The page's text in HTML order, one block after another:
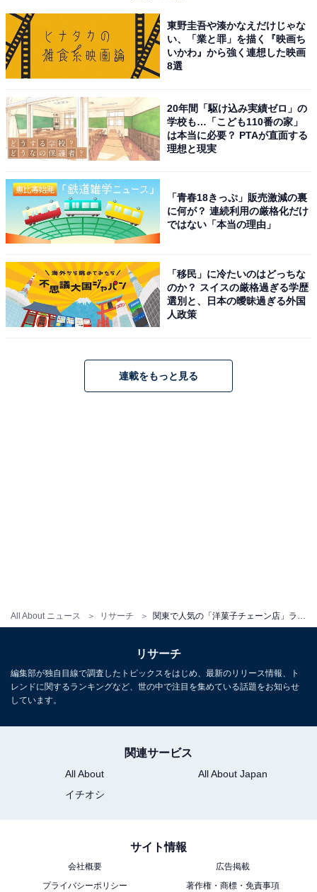
All About ニュース リサーチ
第1位：シャトレーゼ
1954年に創業した、山梨県甲府市に本社を置く生菓子の
総合メーカーです。関東に限らず、全地域で1位を獲得
を集めています。
「シャトレーゼ」が好きな理由として最も多かった回答
ツ）の種類が充実している」という理由も他の洋菓子チ
ェーン店よりも高い割合に。契約農家から新鮮な牛乳や
シャトレーゼの“中の人”に聞いた「1000円チャレンジ」
108円で買える「こだわりの生ロール」の実力は!? ロー
ソン「プレミアムロールケーキ」と比較してみた！
「サンマルクカフェ」を抑えた1位は？
店主3462人に聞いた「本当においしいラーメン店」ラン
LINEリサーチ
プレスリリース
東野圭吾や湊かなえだけじゃな
い、「業と罪」を描く『映画ち
いかわ』から強く連想した映画
8選
20年間「駆け込み実績ゼロ」の
学校も…「こども110番の家」
は本当に必要？ PTAが直面する
理想と現実
「青春18きっぷ」販売激減の裏
に何が？ 連続利用の厳格化だけ
ではない「本当の理由」
「移民」に冷たいのはどっちな
のか？ スイスの厳格過ぎる学歴
選別と、日本の曖昧過ぎる外国
人政策
連載をもっと見る
リサーチ
編集部が独自目線で調査したトピックスをはじめ、最新のリリース情報、ト
レンドに関するランキングなど、世の中で注目を集めている話題をお知らせ
しています。
関連サービス
All About
All About Japan
イチオシ
サイト情報
会社概要
広告掲載
プライバシーポリシー
著作権・商標・免責事項